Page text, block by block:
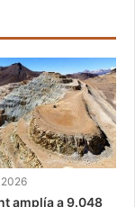
amplía a 9.048